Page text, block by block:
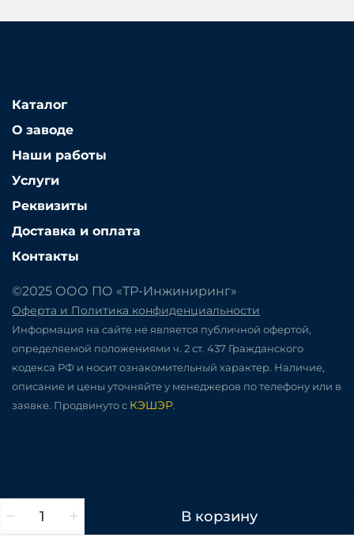
В корзину
Каталог
О заводе
Наши работы
Услуги
Реквизиты
Доставка и оплата
Контакты
©2025 ООО ПО «ТР-Инжиниринг»
Оферта и Политика конфиденциальности
Информация на сайте не является публичной офертой,
определяемой положениями ч. 2 ст. 437 Гражданского
кодекса РФ и носит ознакомительный характер. Наличие,
описание и цены уточняйте у менеджеров по телефону или в
заявке. Продвинуто с КЭШЭР.